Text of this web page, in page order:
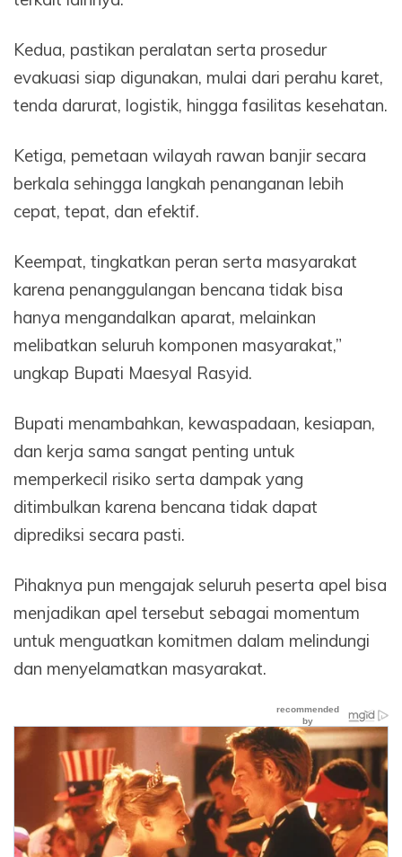
Kedua, pastikan peralatan serta prosedur
evakuasi siap digunakan, mulai dari perahu karet,
tenda darurat, logistik, hingga fasilitas kesehatan.
Ketiga, pemetaan wilayah rawan banjir secara
berkala sehingga langkah penanganan lebih
cepat, tepat, dan efektif.
Keempat, tingkatkan peran serta masyarakat
karena penanggulangan bencana tidak bisa
hanya mengandalkan aparat, melainkan
melibatkan seluruh komponen masyarakat,”
ungkap Bupati Maesyal Rasyid.
Bupati menambahkan, kewaspadaan, kesiapan,
dan kerja sama sangat penting untuk
memperkecil risiko serta dampak yang
ditimbulkan karena bencana tidak dapat
diprediksi secara pasti.
Pihaknya pun mengajak seluruh peserta apel bisa
menjadikan apel tersebut sebagai momentum
untuk menguatkan komitmen dalam melindungi
dan menyelamatkan masyarakat.